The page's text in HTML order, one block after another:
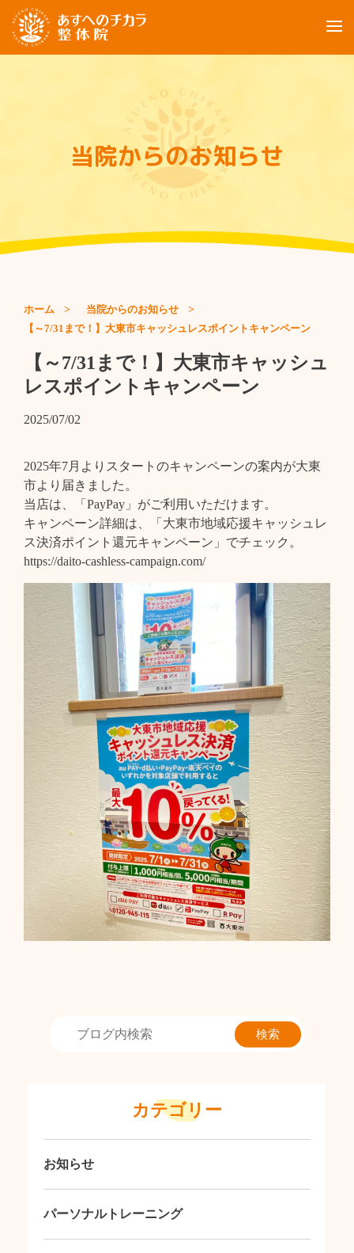
ブログ
ご予約：090-2948-6898
当院からのお知らせ
ホーム
当院からのお知らせ
【～7/31まで！】大東市キャッシュレスポイントキャンペーン
【～7/31まで！】大東市キャッシュ
レスポイントキャンペーン
2025/07/02
2025年7月よりスタートのキャンペーンの案内が大東
市より届きました。
当店は、「PayPay」がご利用いただけます。
キャンペーン詳細は、「大東市地域応援キャッシュレ
ス決済ポイント還元キャンペーン」でチェック。
https://daito-cashless-campaign.com/
カテゴリー
お知らせ
パーソナルトレーニング